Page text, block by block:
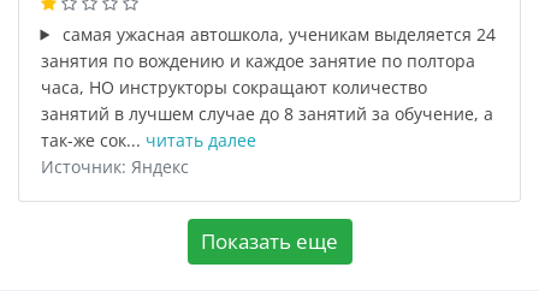
самая ужасная автошкола, ученикам выделяется 24
занятия по вождению и каждое занятие по полтора
часа, НО инструкторы сокращают количество
занятий в лучшем случае до 8 занятий за обучение, а
так-же сок... читать далее
Источник: Яндекс
Показать еще